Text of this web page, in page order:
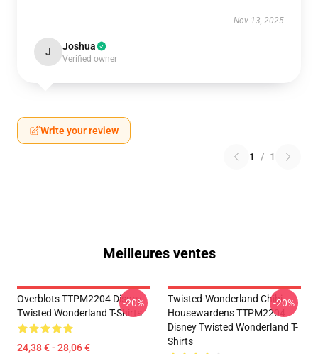
Nov 13, 2025
J Joshua
Verified owner
Write your review
1 / 1
Meilleures ventes
Overblots TTPM2204 Disney
Twisted Wonderland T-Shirts
24,38 € - 28,06 €
-20%
Twisted-Wonderland Chibi
Housewardens TTPM2204
Disney Twisted Wonderland T-
Shirts
-20%